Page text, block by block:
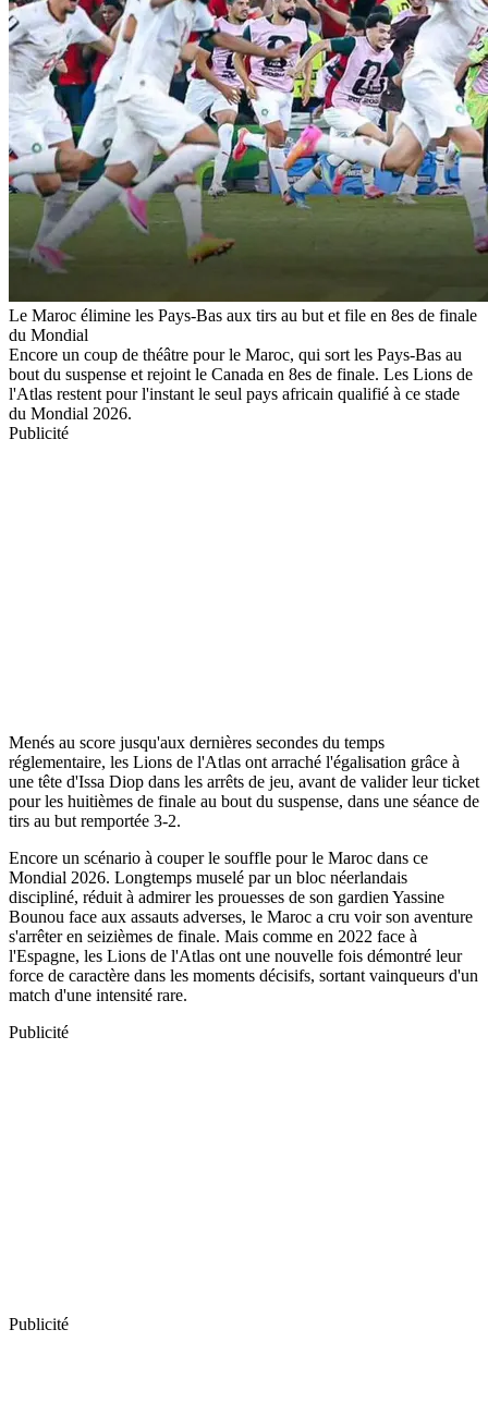
Le Maroc élimine les Pays-Bas aux tirs au but et file en 8es de finale
du Mondial
Encore un coup de théâtre pour le Maroc, qui sort les Pays-Bas au
bout du suspense et rejoint le Canada en 8es de finale. Les Lions de
l'Atlas restent pour l'instant le seul pays africain qualifié à ce stade
du Mondial 2026.
Publicité
Menés au score jusqu'aux dernières secondes du temps
réglementaire, les Lions de l'Atlas ont arraché l'égalisation grâce à
une tête d'Issa Diop dans les arrêts de jeu, avant de valider leur ticket
pour les huitièmes de finale au bout du suspense, dans une séance de
tirs au but remportée 3-2.
Encore un scénario à couper le souffle pour le Maroc dans ce
Mondial 2026. Longtemps muselé par un bloc néerlandais
discipliné, réduit à admirer les prouesses de son gardien Yassine
Bounou face aux assauts adverses, le Maroc a cru voir son aventure
s'arrêter en seizièmes de finale. Mais comme en 2022 face à
l'Espagne, les Lions de l'Atlas ont une nouvelle fois démontré leur
force de caractère dans les moments décisifs, sortant vainqueurs d'un
match d'une intensité rare.
Publicité
Publicité